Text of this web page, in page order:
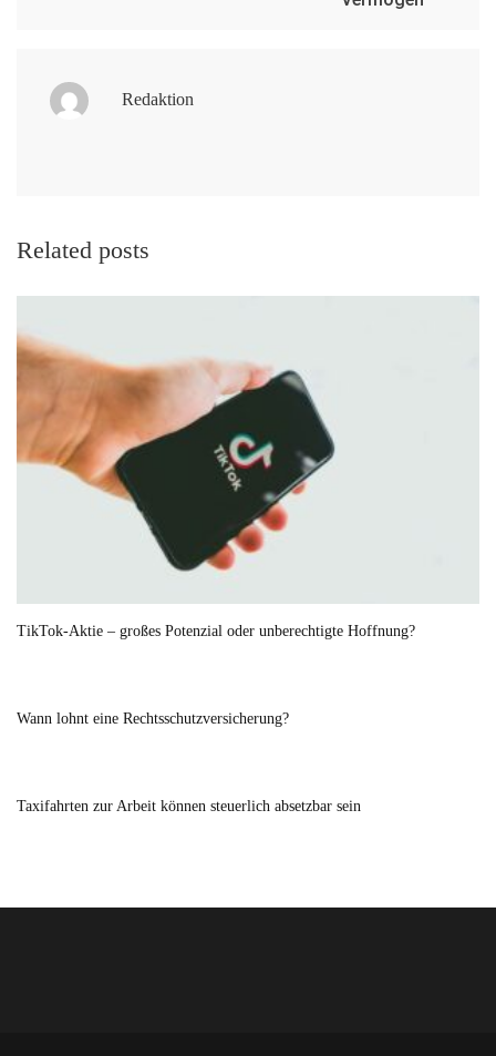
Redaktion
Related posts
TikTok-Aktie – großes Potenzial oder unberechtigte Hoffnung?
Wann lohnt eine Rechtsschutzversicherung?
Taxifahrten zur Arbeit können steuerlich absetzbar sein